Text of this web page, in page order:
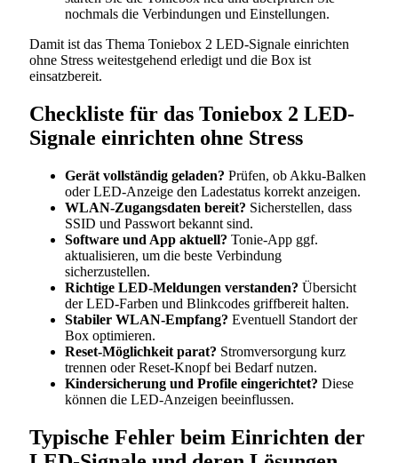
nochmals die Verbindungen und Einstellungen.
Damit ist das Thema Toniebox 2 LED-Signale einrichten
ohne Stress weitestgehend erledigt und die Box ist
einsatzbereit.
Checkliste für das Toniebox 2 LED-
Signale einrichten ohne Stress
Gerät vollständig geladen? Prüfen, ob Akku-Balken
oder LED-Anzeige den Ladestatus korrekt anzeigen.
WLAN-Zugangsdaten bereit? Sicherstellen, dass
SSID und Passwort bekannt sind.
Software und App aktuell? Tonie-App ggf.
aktualisieren, um die beste Verbindung
sicherzustellen.
Richtige LED-Meldungen verstanden? Übersicht
der LED-Farben und Blinkcodes griffbereit halten.
Stabiler WLAN-Empfang? Eventuell Standort der
Box optimieren.
Reset-Möglichkeit parat? Stromversorgung kurz
trennen oder Reset-Knopf bei Bedarf nutzen.
Kindersicherung und Profile eingerichtet? Diese
können die LED-Anzeigen beeinflussen.
Typische Fehler beim Einrichten der